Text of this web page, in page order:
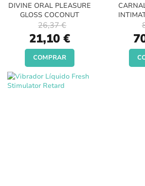
DIVINE ORAL PLEASURE
GLOSS COCONUT
Special
Price
21,10 €
26,37 €
COMPRAR